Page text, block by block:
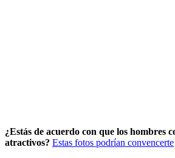
¿Estás de acuerdo con que los hombres
atractivos? Estas fotos podrían convencerte